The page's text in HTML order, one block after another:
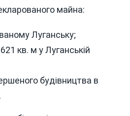
майна:
Луганську;
кв. м у Луганській
будівництва в